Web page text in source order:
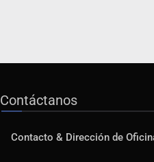
Contáctanos
Contacto & Dirección de